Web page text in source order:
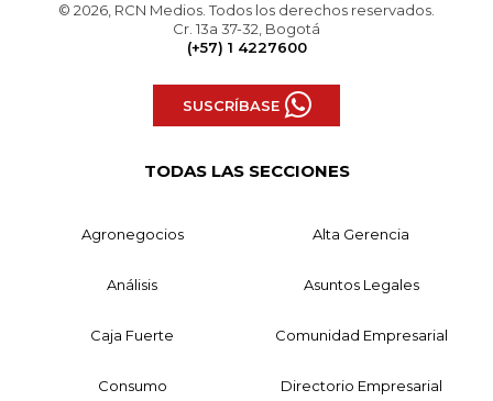
© 2026, RCN Medios. Todos los derechos reservados.
Cr. 13a 37-32, Bogotá
(+57) 1 4227600
SUSCRÍBASE
TODAS LAS SECCIONES
Agronegocios Alta Gerencia
Análisis Asuntos Legales
Caja Fuerte Comunidad Empresarial
Consumo Directorio Empresarial